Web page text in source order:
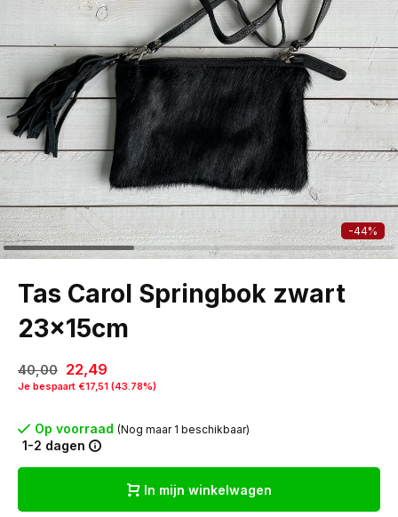
-44%
Tas Carol Springbok zwart
23x15cm
40,00 22,49
Je bespaart €17,51 (43.78%)
Op voorraad (Nog maar 1 beschikbaar)
1-2 dagen
In mijn winkelwagen